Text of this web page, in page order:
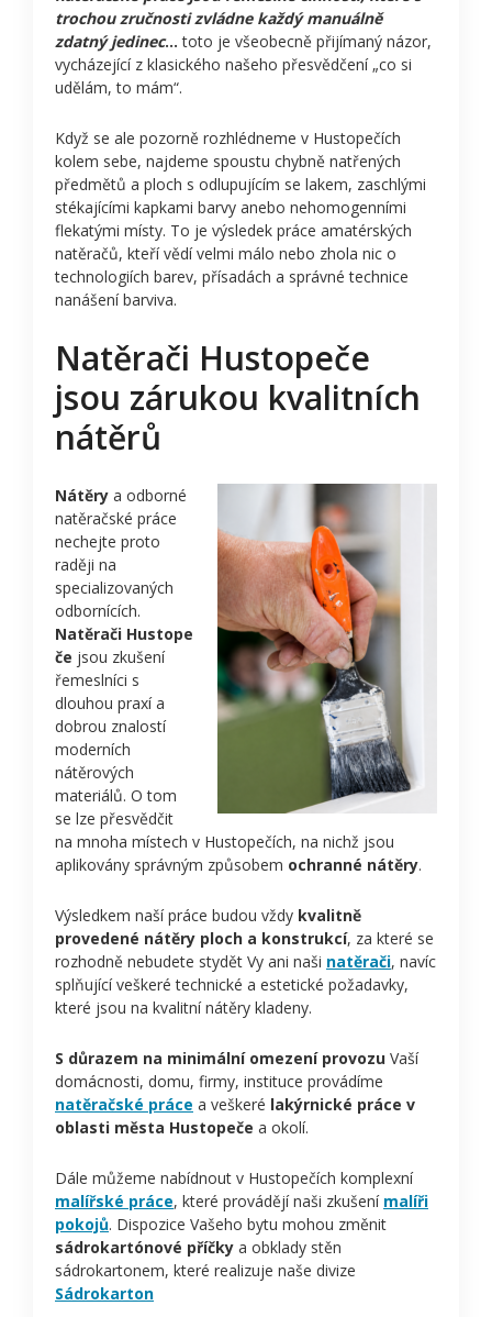
trochou zručnosti zvládne každý manuálně
zdatný jedinec… toto je všeobecně přijímaný názor,
vycházející z klasického našeho přesvědčení „co si
udělám, to mám“.
Když se ale pozorně rozhlédneme v Hustopečích
kolem sebe, najdeme spoustu chybně natřených
předmětů a ploch s odlupujícím se lakem, zaschlými
stékajícími kapkami barvy anebo nehomogenními
flekatými místy. To je výsledek práce amatérských
natěračů, kteří vědí velmi málo nebo zhola nic o
technologiích barev, přísadách a správné technice
nanášení barviva.
Natěrači Hustopeče
jsou zárukou kvalitních
nátěrů
Nátěry a odborné
natěračské práce
nechejte proto
raději na
specializovaných
odbornících.
Natěrači Hustope
če jsou zkušení
řemeslníci s
dlouhou praxí a
dobrou znalostí
moderních
nátěrových
materiálů. O tom
se lze přesvědčit
na mnoha místech v Hustopečích, na nichž jsou
aplikovány správným způsobem ochranné nátěry.
Výsledkem naší práce budou vždy kvalitně
provedené nátěry ploch a konstrukcí, za které se
rozhodně nebudete stydět Vy ani naši natěrači, navíc
splňující veškeré technické a estetické požadavky,
které jsou na kvalitní nátěry kladeny.
S důrazem na minimální omezení provozu Vaší
domácnosti, domu, firmy, instituce provádíme
natěračské práce a veškeré lakýrnické práce v
oblasti města Hustopeče a okolí.
Dále můžeme nabídnout v Hustopečích komplexní
malířské práce, které provádějí naši zkušení malíři
pokojů. Dispozice Vašeho bytu mohou změnit
sádrokartónové příčky a obklady stěn
sádrokartonem, které realizuje naše divize
Sádrokarton